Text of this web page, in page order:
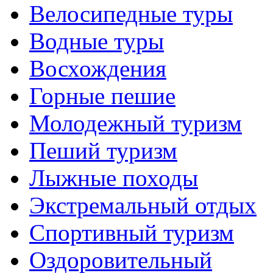
Велосипедные туры
Водные туры
Восхождения
Горные пешие
Молодежный туризм
Пеший туризм
Лыжные походы
Экстремальный отдых
Спортивный туризм
Оздоровительный